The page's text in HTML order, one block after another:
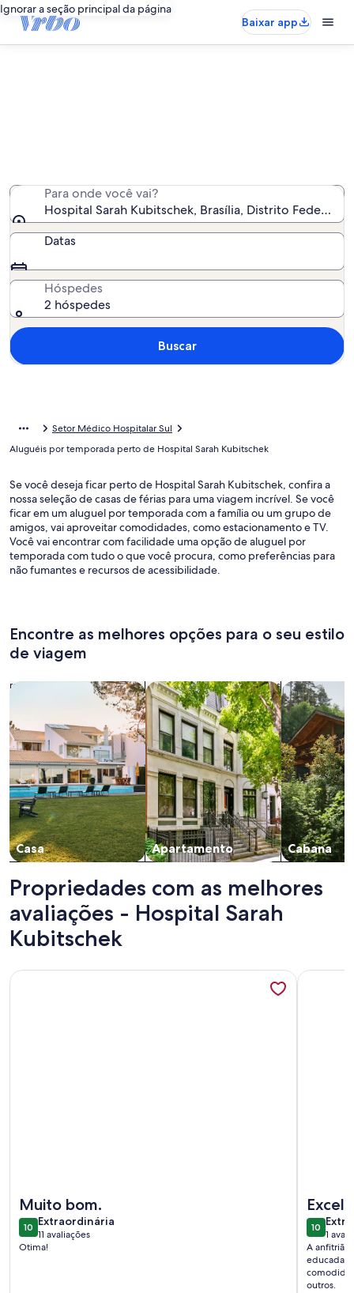
Ignorar a seção principal da página
Baixar app
Para onde você vai?
Hospital Sarah Kubitschek, Brasília, Distrito Federal,
Datas
Hóspedes
2 hóspedes
Buscar
Setor Médico Hospitalar Sul
Aluguéis por temporada perto de Hospital Sarah Kubitschek
Se você deseja ficar perto de Hospital Sarah Kubitschek, confira a
nossa seleção de casas de férias para uma viagem incrível. Se você
ficar em um aluguel por temporada com a família ou um grupo de
amigos, vai aproveitar comodidades, como estacionamento e TV.
Você vai encontrar com facilidade uma opção de aluguel por
temporada com tudo o que você procura, como preferências para
não fumantes e recursos de acessibilidade.
Encontre as melhores opções para o seu estilo
de viagem
Casa
Busque casas
Apartamento
Busque apartamentos
Cabana
buscar
Propriedades com as melhores
avaliações - Hospital Sarah
Kubitschek
Muito bom.
1010 de 10
Extraordinária
extraordinária
11 avaliações
(11
Otima!
Mais informações sobre Apartamento aconchegante
1010 de 10
1
(1
A anfitriã
educada.
outros.
Mais